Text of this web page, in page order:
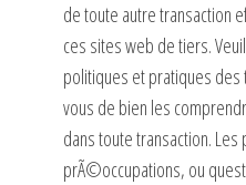
de toute autre transaction
ces sites web de tiers.
politiques et pratiques
vous de bien les
dans toute transaction.
prÃ©occupations, ou